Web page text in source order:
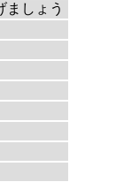
しょう